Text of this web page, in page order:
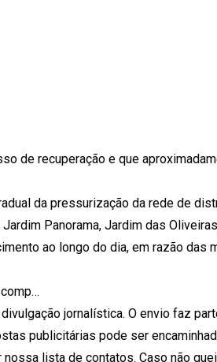
de recuperação e que
da pressurização da rede de
Panorama, Jardim das
ao longo do dia, em razão das
jornalística. O envio faz
publicitárias pode ser
lista de contatos. Caso não